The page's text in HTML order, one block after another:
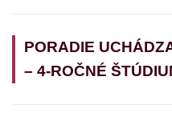
PORADIE
– 4-ROČNÉ